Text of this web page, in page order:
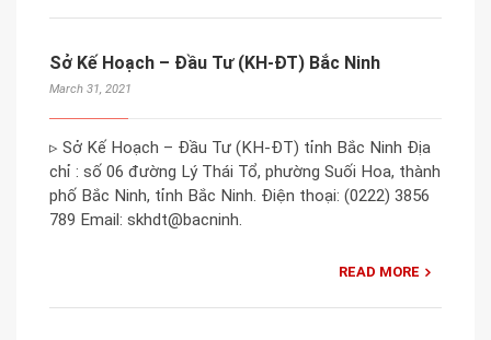
Sở Kế Hoạch – Đầu Tư (KH-ĐT) Bắc Ninh
March 31, 2021
▹ Sở Kế Hoạch – Đầu Tư (KH-ĐT) tỉnh Bắc Ninh Địa
chỉ : số 06 đường Lý Thái Tổ, phường Suối Hoa, thành
phố Bắc Ninh, tỉnh Bắc Ninh. Điện thoại: (0222) 3856
789 Email: skhdt@bacninh.
READ MORE